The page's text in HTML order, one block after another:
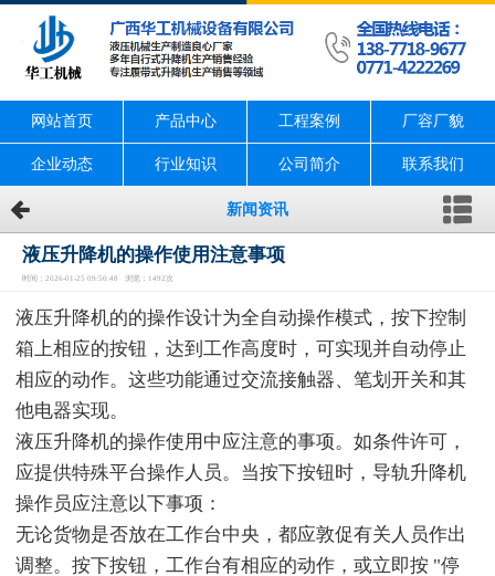
网站首页 产品中心 工程案例 厂容厂貌
企业动态 行业知识 公司简介 联系我们
新闻资讯
液压升降机的操作使用注意事项
时间：2026-01-25 09:50:48 浏览：1492次
液压升降机的的操作设计为全自动操作模式，按下控制
箱上相应的按钮，达到工作高度时，可实现并自动停止
相应的动作。这些功能通过交流接触器、笔划开关和其
他电器实现。
液压升降机的操作使用中应注意的事项。如条件许可，
应提供特殊平台操作人员。当按下按钮时，导轨升降机
操作员应注意以下事项：
无论货物是否放在工作台中央，都应敦促有关人员作出
调整。按下按钮，工作台有相应的动作，或立即按 "停